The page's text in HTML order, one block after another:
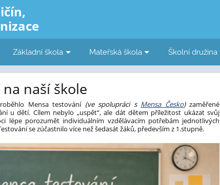
Základní škola Mateřská škola Školní družina
naší škole
Mensa testování (ve spolupráci s Mensa Česko)zaměřené
u dětí. Cílem nebylo „uspět“, ale dát dětem příležitost ukázat svůj
lépe porozumět individuálním vzdělávacím potřebám jednotlivých
se zúčastnilo více než šedasát žáků, především z 1.stupně.